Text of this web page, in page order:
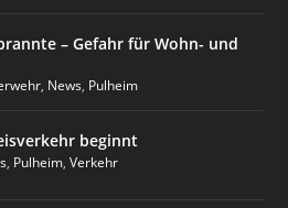
– Gefahr für Wohn- und
, News, Pulheim
beginnt
, Pulheim,Verkehr